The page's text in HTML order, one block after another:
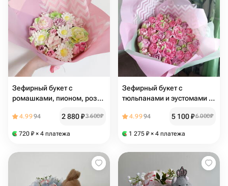
Зефирный букет с
ромашками, пионом, розой
4.9994 2 880₽3 600₽
720 ₽ × 4 платежа
Зефирный букет с
тюльпанами и эустомами с
4.9994 5 100₽6 000₽
1 275 ₽ × 4 платежа